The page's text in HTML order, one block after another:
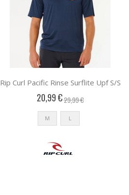
Rip Curl Pacific Rinse Surflite Upf S/S
20,99 €29,99 €
M L